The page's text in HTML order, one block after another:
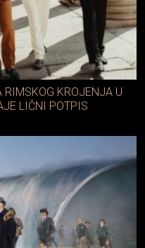
RIMSKOG KROJENJA U
LIČNI POTPIS